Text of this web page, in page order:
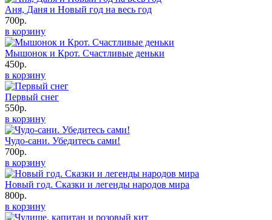
Аня, Даня и Новый год на весь год
700р.
в корзину
Мышонок и Крот. Счастливые деньки
450р.
в корзину
Первый снег
550р.
в корзину
Чудо-сани. Убедитесь сами!
700р.
в корзину
Новый год. Сказки и легенды народов мира
800р.
в корзину